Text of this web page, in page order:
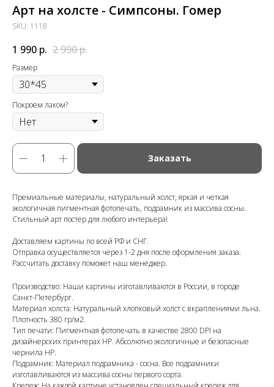
Арт на холсте - Симпсоны. Гомер
SKU: 1118
1 990 р. 2 990р.
Размер
Покроем лаком?
Заказать
Премиальные материалы, натуральный холст, яркая и четкая
экологичная пигментная фотопечать, подрамник из массива сосны.
Стильный арт постер для любого интерьера!
Доставляем картины по всей РФ и СНГ.
Отправка осуществляется через 1-2 дня после оформления заказа.
Рассчитать доставку поможет наш менеджер.
Производство: Наши картины изготавливаются в России, в городе
Санкт-Петербург.
Материал холста: Натуральный хлопковый холст с вкраплениями льна.
Плотность 380 гр/м2.
Тип печати: Пигментная фотопечать в качестве 2800 DPI на
дизайнерских принтерах HP. Абсолютно экологичные и безопасные
чернила HP.
Подрамник: Материал подрамника - сосна. Все подрамники
изготавливаются из массива сосны первого сорта.